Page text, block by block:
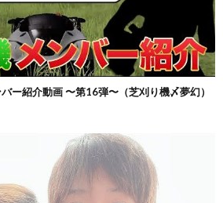
ー紹介動画 〜第16弾〜（芝刈り機〆夢幻）